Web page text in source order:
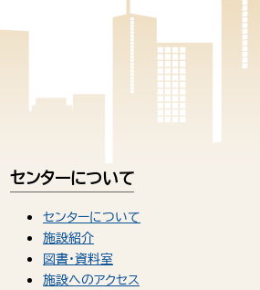
センターについて
センターについて
施設紹介
図書・資料室
施設へのアクセス